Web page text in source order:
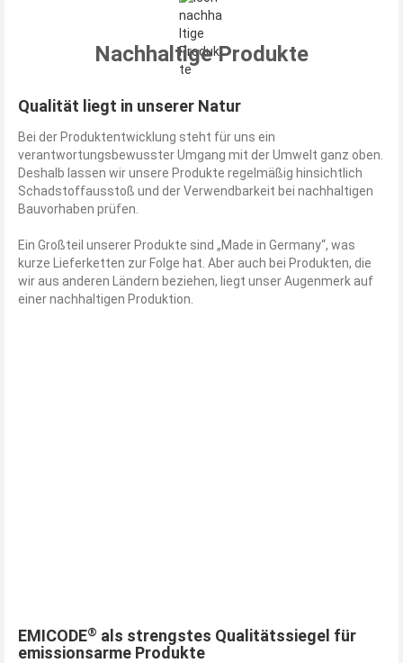
Nachhaltige Produkte
Qualität liegt in unserer Natur
Bei der Produktentwicklung steht für uns ein
verantwortungsbewusster Umgang mit der Umwelt ganz oben.
Deshalb lassen wir unsere Produkte regelmäßig hinsichtlich
Schadstoffausstoß und der Verwendbarkeit bei nachhaltigen
Bauvorhaben prüfen.
Ein Großteil unserer Produkte sind „Made in Germany“, was
kurze Lieferketten zur Folge hat. Aber auch bei Produkten, die
wir aus anderen Ländern beziehen, liegt unser Augenmerk auf
einer nachhaltigen Produktion.
EMICODE® als strengstes Qualitätssiegel für
emissionsarme Produkte